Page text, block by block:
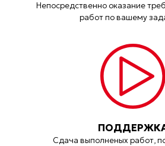
Непосредственно оказание
работ по вашему
Сдача выполненых работ,